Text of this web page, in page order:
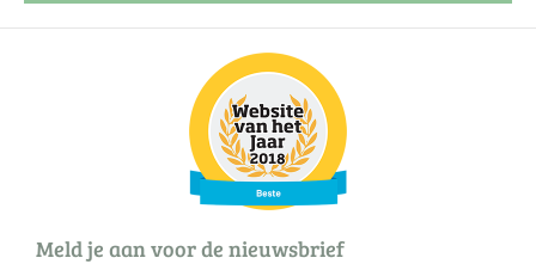
Meld je aan voor de nieuwsbrief